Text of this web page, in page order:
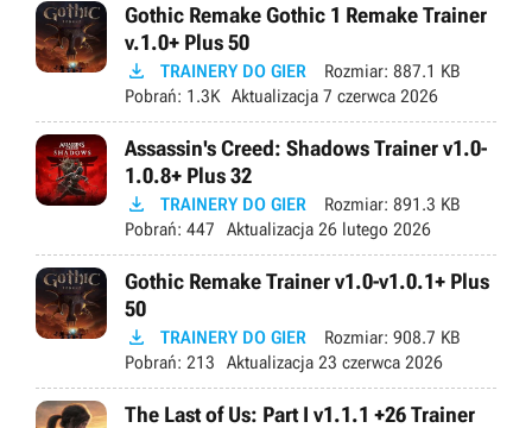
Gothic Remake Gothic 1 Remake Trainer
v.1.0+ Plus 50
 TRAINERY DO GIER Rozmiar: 887.1 KB
Pobrań: 1.3K Aktualizacja 7 czerwca 2026
Assassin's Creed: Shadows Trainer v1.0-
1.0.8+ Plus 32
 TRAINERY DO GIER Rozmiar: 891.3 KB
Pobrań: 447 Aktualizacja 26 lutego 2026
Gothic Remake Trainer v1.0-v1.0.1+ Plus
50
 TRAINERY DO GIER Rozmiar: 908.7 KB
Pobrań: 213 Aktualizacja 23 czerwca 2026
The Last of Us: Part I v1.1.1 +26 Trainer